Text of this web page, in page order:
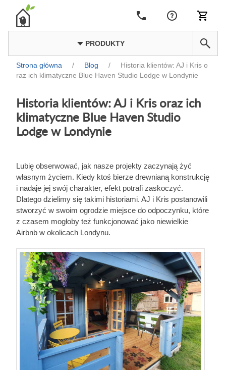
PRODUKTY
Strona główna / Blog /
Historia klientów: AJ i Kris o
raz ich klimatyczne Blue Haven Studio Lodge w Londynie
Historia klientów: AJ i Kris oraz ich
klimatyczne Blue Haven Studio
Lodge w Londynie
Lubię obserwować, jak nasze projekty zaczynają żyć
własnym życiem. Kiedy ktoś bierze drewnianą konstrukcję
i nadaje jej swój charakter, efekt potrafi zaskoczyć.
Dlatego dzielimy się takimi historiami. AJ i Kris postanowili
stworzyć w swoim ogrodzie miejsce do odpoczynku, które
z czasem mogłoby też funkcjonować jako niewielkie
Airbnb w okolicach Londynu.